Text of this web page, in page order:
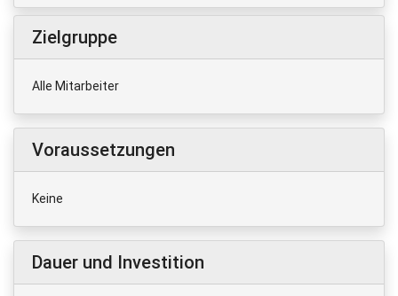
Zielgruppe
Alle Mitarbeiter
Voraussetzungen
Keine
Dauer und Investition